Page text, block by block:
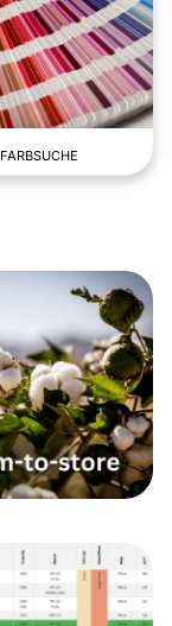
FARBSUCHE